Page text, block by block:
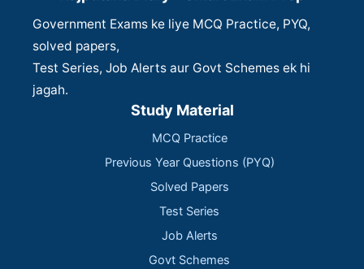
Government Exams ke liye MCQ Practice, PYQ,
solved papers,
Test Series, Job Alerts aur Govt Schemes ek hi
jagah.
Study Material
MCQ Practice
Previous Year Questions (PYQ)
Solved Papers
Test Series
Job Alerts
Govt Schemes